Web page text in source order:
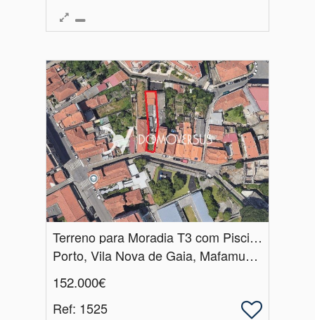
Terreno para Moradia T3 com Piscina a 5 min do Metro de Santo Ovídio
Porto, Vila Nova de Gaia, Mafamude e Vilar do Paraíso
152.000€
Ref: 1525